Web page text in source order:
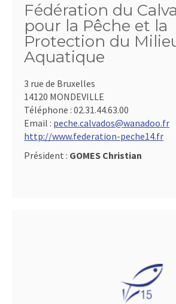
Fédération du
pour la Pêche et la
Protection du
Aquatique
3 rue de Bruxelles
14120 MONDEVILLE
Téléphone : 02.31.44.63.00
Email : peche.calvados@wanadoo.fr
http://www.federation-peche14.fr
Président : GOMES Christian